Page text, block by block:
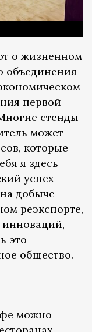
о жизненном
объединения
первой
стенды
может
которые
я здесь
успех
добыче
реэкспорте,
это
общество.
можно